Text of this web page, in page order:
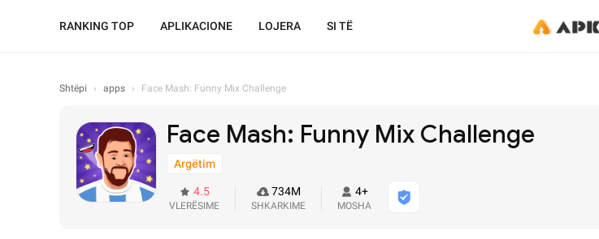
RANKING TOP APLIKACIONE LOJERA SI TË
Shtëpi › apps › Face Mash: Funny Mix Challenge
Face Mash: Funny Mix Challenge
Argëtim
4.5
VLERËSIME
734M
SHKARKIME
4+
MOSHA